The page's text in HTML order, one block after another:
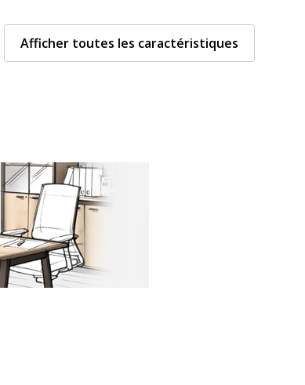
Verrou
Catégorie de hauteur
Afficher toutes les caractéristiques